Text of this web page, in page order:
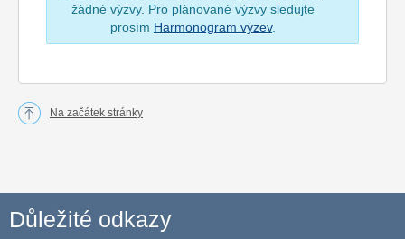
žádné výzvy. Pro plánované výzvy sledujte
prosím Harmonogram výzev.
Na začátek stránky
Důležité odkazy